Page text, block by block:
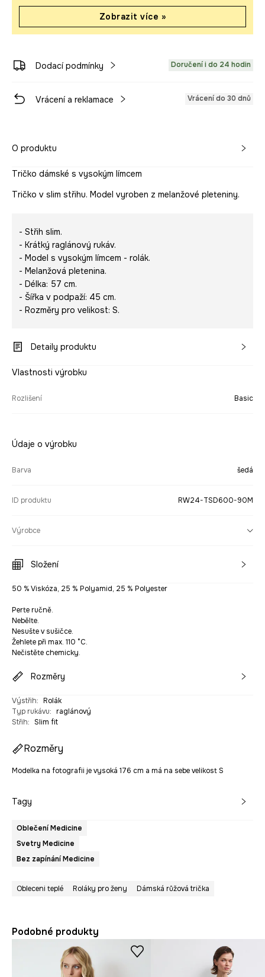
Zobrazit více »
Dodací podmínky Doručení i do 24 hodin
Vrácení a reklamace Vrácení do 30 dnů
O produktu
Tričko dámské s vysokým límcem
Tričko v slim střihu. Model vyroben z melanžové pleteniny.
- Střih slim.
- Krátký raglánový rukáv.
- Model s vysokým límcem - rolák.
- Melanžová pletenina.
- Délka: 57 cm.
- Šířka v podpaží: 45 cm.
- Rozměry pro velikost: S.
Detaily produktu
Vlastnosti výrobku
Rozlišení Basic
Údaje o výrobku
Barva šedá
ID produktu RW24-TSD600-90M
Výrobce
Složení
50 % Viskóza, 25 % Polyamid, 25 % Polyester
Perte ručně.
Nebělte.
Nesušte v sušičce.
Žehlete při max. 110 °C.
Nečistěte chemicky.
Rozměry
Výstřih: Rolák
Typ rukávu: raglánový
Střih: Slim fit
Rozměry
Modelka na fotografii je vysoká 176 cm a má na sebe velikost S
Tagy
Oblečení Medicine
Svetry Medicine
Bez zapínání Medicine
Obleceni teplé Roláky pro ženy Dámská růžová trička
Podobné produkty